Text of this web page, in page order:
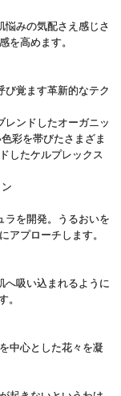
悩みの気配さえ感じさ
を高めます。
び覚ます革新的なテク
レンドしたオーガニッ
彩を帯びたさまざま
したケルプレックス
ラを開発。うるおいを
アプローチします。
へ吸い込まれるように
。
中心とした花々を凝